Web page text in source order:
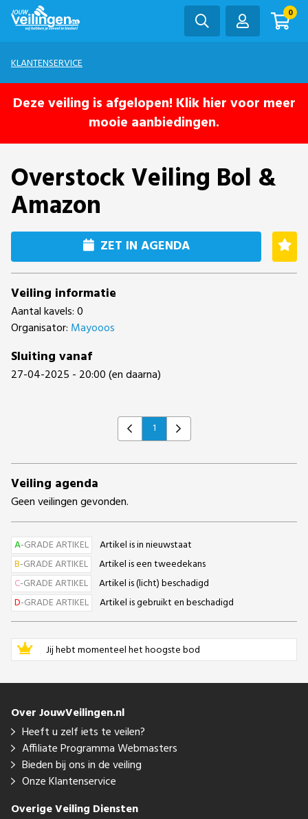
0
KLANTENSERVICE
Deze veiling is afgelopen! Klik hier voor meer
mooie aanbiedingen.
Overstock Veiling Bol &
Amazon
ZET IN AGENDA
Veiling informatie
Aantal kavels: 0
Organisator: Mayooos
Sluiting vanaf
27-04-2025 - 20:00 (en daarna)
Previous
1 Next
Veiling agenda
Geen veilingen gevonden.
A-GRADE ARTIKEL
Artikel is in nieuwstaat
B-GRADE ARTIKEL
Artikel is een tweedekans
C-GRADE ARTIKEL
Artikel is (licht) beschadigd
D-GRADE ARTIKEL Artikel is gebruikt en beschadigd
Jij hebt momenteel het hoogste bod
Over JouwVeilingen.nl
Heeft u zelf iets te veilen?
Affiliate Programma Webmasters
Bieden bij ons in de veiling
Onze Klantenservice
Overige Veiling Diensten